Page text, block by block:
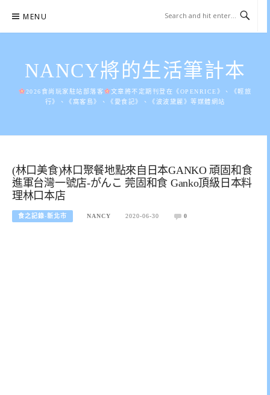
content
MENU
NANCY將的生活筆計本
2026食尚玩家駐站部落客
文章將不定期刊登在《OPENRICE》、《輕旅
行》、《窩客島》、《愛食記》、《波波黛麗》等媒體網站
(林口美食)林口聚餐地點來自日本GANKO 頑固和食
進軍台灣一號店-がんこ 莞固和食 Ganko頂級日本料
理林口本店
食之記錄-新北市 NANCY 2020-06-30 0